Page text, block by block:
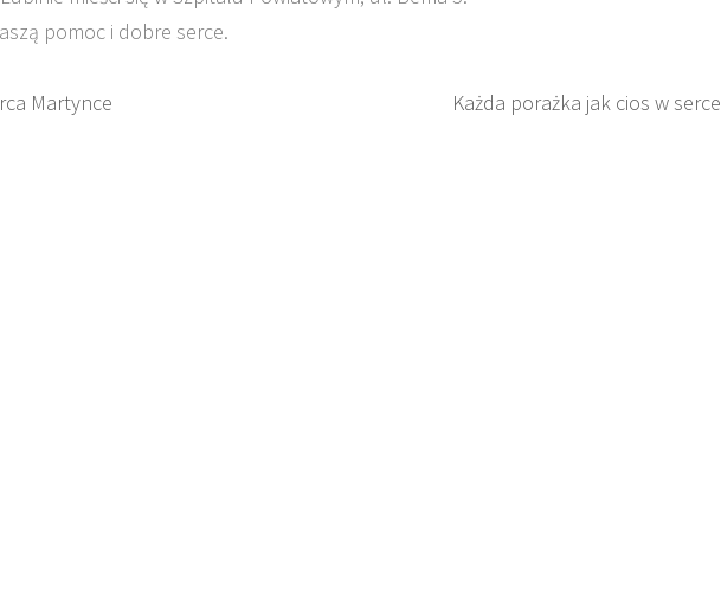
pomoc i dobre serce.
Martynce Każda porażka jak cios w serce